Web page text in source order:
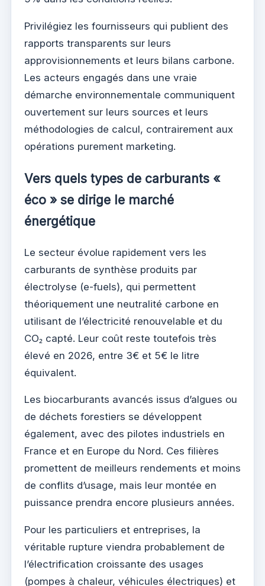
Privilégiez les fournisseurs qui publient des
rapports transparents sur leurs
approvisionnements et leurs bilans carbone.
Les acteurs engagés dans une vraie
démarche environnementale communiquent
ouvertement sur leurs sources et leurs
méthodologies de calcul, contrairement aux
opérations purement marketing.
Vers quels types de carburants «
éco » se dirige le marché
énergétique
Le secteur évolue rapidement vers les
carburants de synthèse produits par
électrolyse (e-fuels), qui permettent
théoriquement une neutralité carbone en
utilisant de l’électricité renouvelable et du
CO₂ capté. Leur coût reste toutefois très
élevé en 2026, entre 3€ et 5€ le litre
équivalent.
Les biocarburants avancés issus d’algues ou
de déchets forestiers se développent
également, avec des pilotes industriels en
France et en Europe du Nord. Ces filières
promettent de meilleurs rendements et moins
de conflits d’usage, mais leur montée en
puissance prendra encore plusieurs années.
Pour les particuliers et entreprises, la
véritable rupture viendra probablement de
l’électrification croissante des usages
(pompes à chaleur, véhicules électriques) et